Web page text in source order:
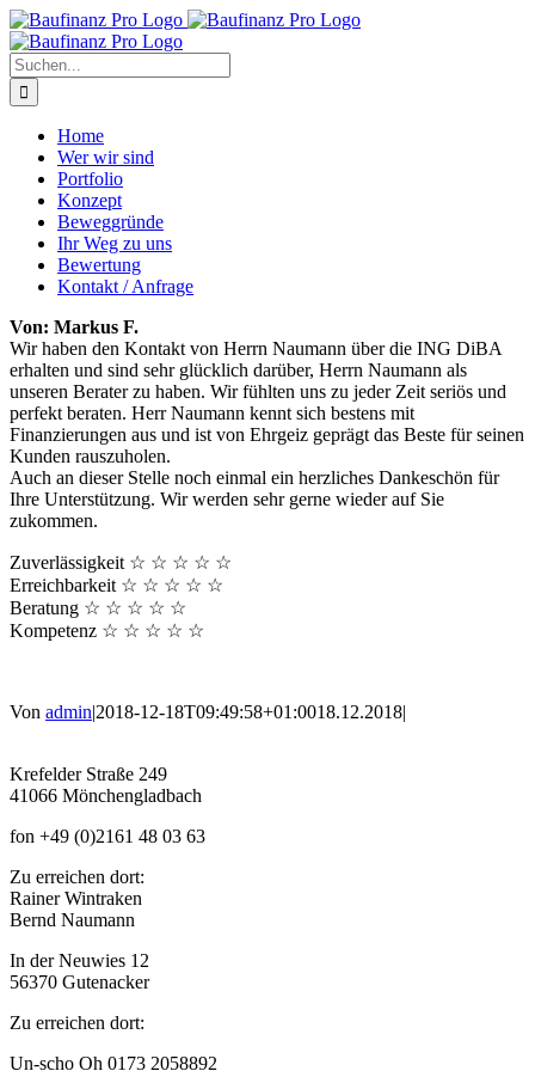
Zum
Inhalt
springen
Suche
nach:
Home
Wer wir sind
Portfolio
Konzept
Beweggründe
Ihr Weg zu uns
Bewertung
Kontakt / Anfrage
Von: Markus F.
Wir haben den Kontakt von Herrn Naumann über die ING DiBA
erhalten und sind sehr glücklich darüber, Herrn Naumann als
unseren Berater zu haben. Wir fühlten uns zu jeder Zeit seriös und
perfekt beraten. Herr Naumann kennt sich bestens mit
Finanzierungen aus und ist von Ehrgeiz geprägt das Beste für seinen
Kunden rauszuholen.
Auch an dieser Stelle noch einmal ein herzliches Dankeschön für
Ihre Unterstützung. Wir werden sehr gerne wieder auf Sie
zukommen.
Zuverlässigkeit ☆ ☆ ☆ ☆ ☆
Erreichbarkeit ☆ ☆ ☆ ☆ ☆
Beratung ☆ ☆ ☆ ☆ ☆
Kompetenz ☆ ☆ ☆ ☆ ☆
Von admin|2018-12-18T09:49:58+01:0018.12.2018|
Krefelder Straße 249
41066 Mönchengladbach
fon +49 (0)2161 48 03 63
Zu erreichen dort:
Rainer Wintraken
Bernd Naumann
In der Neuwies 12
56370 Gutenacker
Zu erreichen dort:
Un-scho Oh 0173 2058892